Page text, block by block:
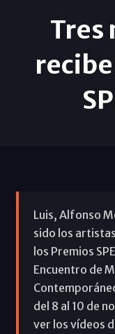
Tres
Luis, Alfonso
sido los
los Premios
Encuentro de
del 8 al 10 de
ver los vídeos